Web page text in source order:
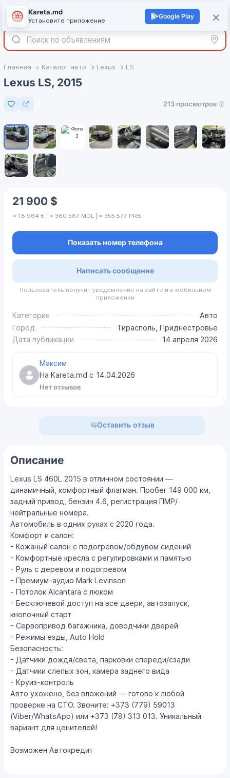
Войти +
Все
Главная Каталог авто Lexus LS
Lexus LS, 2015
Добавить в избранное
213 просмотров
21 900 $
≈ 18 964 € | ≈ 380 587 MDL | ≈ 355 577 PRB
Показать номер телефона
Написать сообщение
Пользователь получит уведомление на сайте и в мобильном
приложении
Категория
Авто
Город
Тирасполь, Приднестровье
Дата публикации
14 апреля 2026
Максим
На Kareta.md с 14.04.2026
Нет отзывов
Оставить отзыв
Описание
Lexus LS 460L 2015 в отличном состоянии —
динамичный, комфортный флагман. Пробег 149 000 км,
задний привод, бензин 4.6, регистрация ПМР/
нейтральные номера.
Автомобиль в одних руках с 2020 года.
Комфорт и салон:
- Кожаный салон с подогревом/обдувом сидений
- Комфортные кресла с регулировками и памятью
- Руль с деревом и подогревом
- Премиум-аудио Mark Levinson
- Потолок Alcantara с люком
- Бесключевой доступ на все двери, автозапуск,
кнопочный старт
- Сервопривод багажника, доводчики дверей
- Режимы езды, Auto Hold
Безопасность:
- Датчики дождя/света, парковки спереди/сзади
- Датчики слепых зон, камера заднего вида
- Круиз-контроль
Авто ухожено, без вложений — готово к любой
проверке на СТО. Звоните: +373 (779) 59013
(Viber/WhatsApp) или +373 (78) 313 013. Уникальный
вариант для ценителей!
Возможен Автокредит
×
Kareta.md
Установите приложение
Google Play